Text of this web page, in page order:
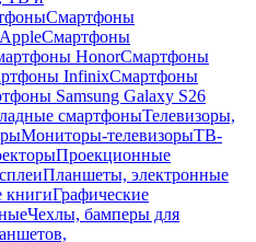
Смартфоны
Смартфоны
HonorСмартфоны
InfinixСмартфоны
Samsung Galaxy S26
смартфоныТелевизоры,
Мониторы-телевизорыТВ-
Проекционные
Планшеты, электронные
книгиГрафические
Чехлы, бамперы для